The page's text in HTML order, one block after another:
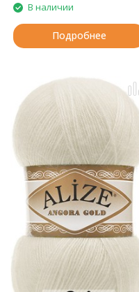
В наличии
Подробнее